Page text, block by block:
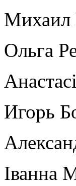
Михаил
Ольга
Игорь
Іванна